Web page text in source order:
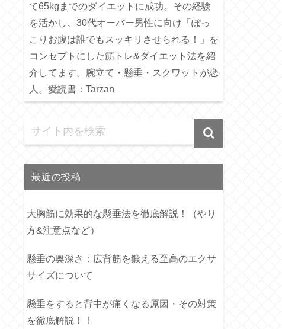
て65kgまでのダイエットに成功。その経験
を活かし、30代オーバー男性に向け「ぽっ
こりお腹は誰でもスッキリさせられる！」を
コンセプトにした筋トレ&ダイエット法を紹
介してます。腕立て・懸垂・スクワットが恋
人。愛読書：Tarzan
最近の投稿
大胸筋に効果的な懸垂法を徹底解説！（やり
方&注意点など）
懸垂の奥深さ：広背筋を鍛える至高のエクサ
サイズについて
懸垂をすると背中が痛くなる原因・その対策
を徹底解説！！